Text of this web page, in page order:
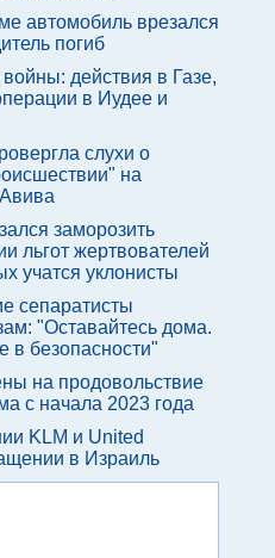
автомобиль врезался
погиб
действия в Газе,
в Иудее и
слухи о
на
заморозить
льгот жертвователей
учатся уклонисты
сепаратисты
"Оставайтесь дома.
в безопасности"
на продовольствие
с начала 2023 года
KLM и United
в Израиль